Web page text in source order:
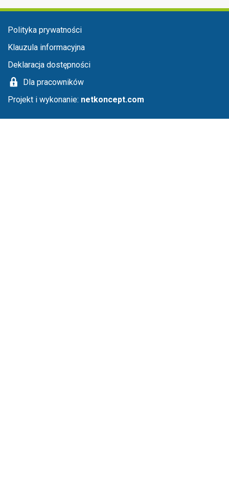
Menu stopka
Polityka prywatności
Klauzula informacyjna
Deklaracja dostępności
Dla pracowników
Projekt i wykonanie: netkoncept.com